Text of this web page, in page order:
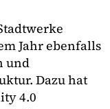
Jahr ebenfalls
und
Dazu hat
4.0